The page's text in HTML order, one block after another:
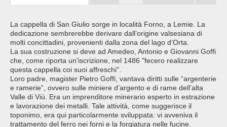
La cappella di San Giulio sorge in località Forno, a Lemie. La
dedicazione sembrerebbe derivare dall’origine valsesiana di
molti concittadini, provenienti dalla zona del lago d’Orta.
La sua costruzione si deve ad Amedeo, Antonio e Giovanni Goffi
che, come riporta un'iscrizione, nel 1486 "fecero realizzare
questa cappella coi suoi affreschi".
Loro padre, magister Pietro Goffi, vantava diritti sulle “argenterie
e ramerie”, ovvero sulle miniere d’argento e di rame dell’alta
Valle di Viù. Era un imprenditore minerario esperto in estrazione
e lavorazione dei metalli. Tale attività, come suggerisce il
toponimo, era qui particolarmente sviluppata: vi avveniva il
trattamento del ferro nei forni e la forgiatura nelle fucine.